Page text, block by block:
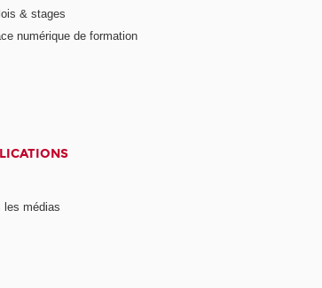
& stages
numérique de formation
les médias